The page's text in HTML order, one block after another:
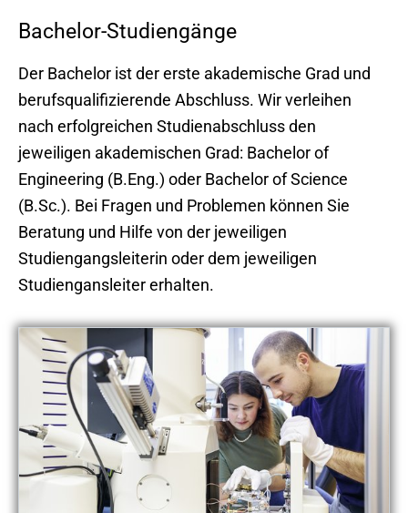
Bachelor-Studiengänge
Der Bachelor ist der erste akademische Grad und
berufsqualifizierende Abschluss. Wir verleihen
nach erfolgreichen Studienabschluss den
jeweiligen akademischen Grad: Bachelor of
Engineering (B.Eng.) oder Bachelor of Science
(B.Sc.). Bei Fragen und Problemen können Sie
Beratung und Hilfe von der jeweiligen
Studiengangsleiterin oder dem jeweiligen
Studiengansleiter erhalten.